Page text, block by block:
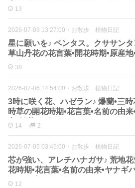
真 13
2026-07-09 13:27:00 ・ お散歩 植物日記
星に願いを♪ ペンタス。クササンタ
草山丹花の花言葉•開花時期•原産地
の由来•画像
38
2026-07-06 14:54:00 ・ お散歩 植物日記
3時に咲く花、ハゼラン♪ 爆蘭•三時
時草の開花時期•花言葉•名前の由来
方•雑草•画像
14 2
2026-07-05 03:45:00 ・ お散歩 植物日記
芯が強い、アレチハナガサ♪ 荒地花
花時期•花言葉•名前の由来•ヤナギ
サとの違い•画像
12